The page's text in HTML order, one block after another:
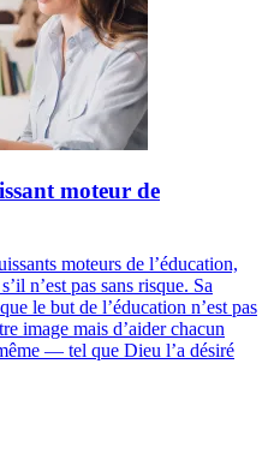
moteur de
moteurs de l’éducation,
n’est pas sans risque. Sa
le but de l’éducation n’est pas
image mais d’aider chacun
— tel que Dieu l’a désiré